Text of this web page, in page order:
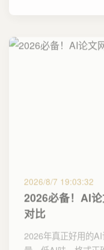
2026必备！AI
对比
2026年真正好用的
量、低AI味、格式正